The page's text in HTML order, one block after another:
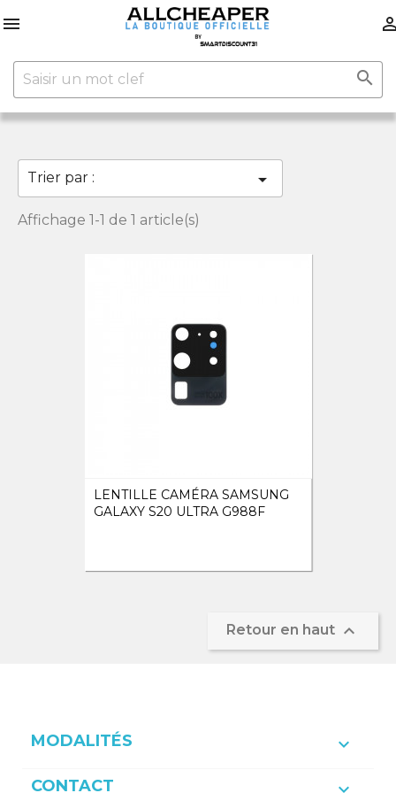


Trier par : 
Affichage 1-1 de 1 article(s)
LENTILLE CAMÉRA SAMSUNG
GALAXY S20 ULTRA G988F
Retour en haut 
MODALITÉS 
CONTACT